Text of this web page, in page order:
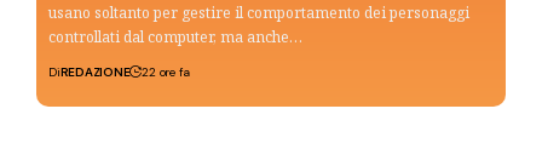
usano soltanto per gestire il comportamento dei personaggi
controllati dal computer, ma anche…
DiREDAZIONE 22 ore fa